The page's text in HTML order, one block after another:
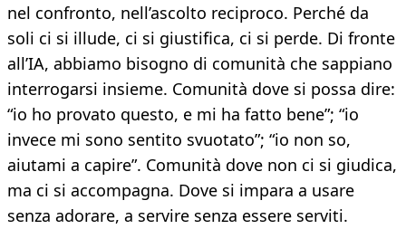
nel confronto, nell’ascolto reciproco. Perché da
soli ci si illude, ci si giustifica, ci si perde. Di fronte
all’IA, abbiamo bisogno di comunità che sappiano
interrogarsi insieme. Comunità dove si possa dire:
“io ho provato questo, e mi ha fatto bene”; “io
invece mi sono sentito svuotato”; “io non so,
aiutami a capire”. Comunità dove non ci si giudica,
ma ci si accompagna. Dove si impara a usare
senza adorare, a servire senza essere serviti.